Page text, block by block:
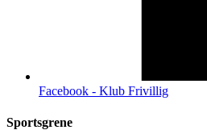
Facebook - Klub Frivillig
Sportsgrene